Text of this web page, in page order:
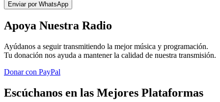
Enviar por WhatsApp
Apoya Nuestra Radio
Ayúdanos a seguir transmitiendo la mejor música y programación.
Tu donación nos ayuda a mantener la calidad de nuestra transmisión.
Donar con PayPal
Escúchanos en las Mejores Plataformas